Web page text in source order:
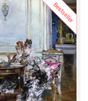
Bestseller